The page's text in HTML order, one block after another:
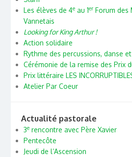
Les élèves de 4eau 1erForum des
Vannetais
Looking for King Arthur !
Action solidaire
Rythme des percussions, danse
Cérémonie de la remise des Prix
Prix littéraire LES
Atelier Par Coeur
Actualité pastorale
3erencontre avec Père Xavier
Pentecôte
Jeudi de l’Ascension